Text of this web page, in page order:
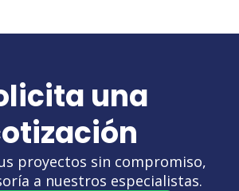
una
proyectos sin compromiso,
a nuestros especialistas.